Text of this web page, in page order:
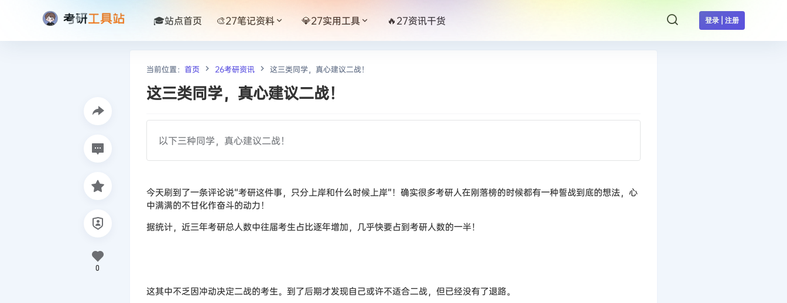
登录 | 注册
🎓站点首页 🎨27笔记资料 💎27实用工具 🔥27资讯干货
当前位置： 首页 26考研资讯 这三类同学，真心建议二战！
这三类同学，真心建议二战！
以下三种同学，真心建议二战！
今天刷到了一条评论说“考研这件事，只分上岸和什么时候上岸”！确实很多考研人在刚落榜的时候都有一种誓战到底的想法，心
中满满的不甘化作奋斗的动力！
据统计，近三年考研总人数中往届考生占比逐年增加，几乎快要占到考研人数的一半！
这其中不乏因冲动决定二战的考生。到了后期才发现自己或许不适合二战，但已经没有了退路。
0